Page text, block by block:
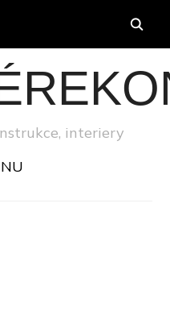
interiery